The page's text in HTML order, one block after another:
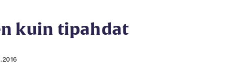
kuin tipahdat